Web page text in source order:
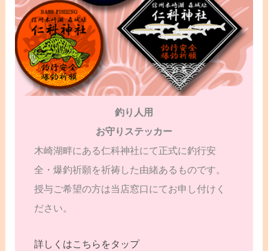
釣り人用
お守りステッカー
木崎湖畔にある仁科神社にて正式に釣行安
全・爆釣祈願を祈祷した由緒あるものです。
授与ご希望の方は当店窓口にてお申し付けく
ださい。
詳しくはこちらをタップ